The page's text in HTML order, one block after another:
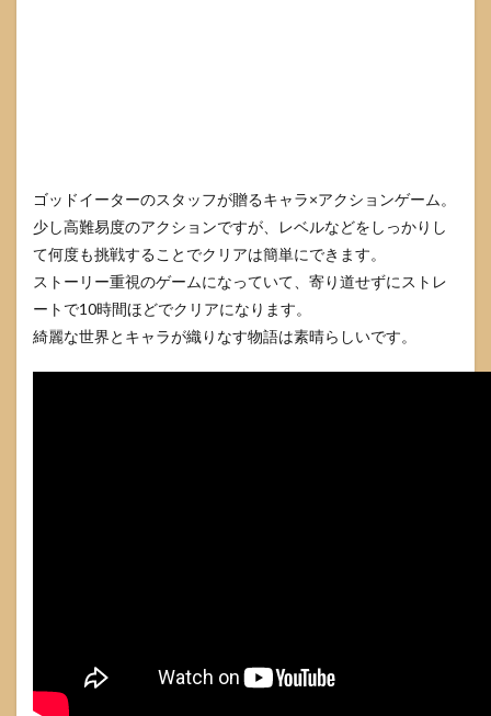
ゴッドイーターのスタッフが贈るキャラ×アクションゲーム。
少し高難易度のアクションですが、レベルなどをしっかりし
て何度も挑戦することでクリアは簡単にできます。
ストーリー重視のゲームになっていて、寄り道せずにストレ
ートで10時間ほどでクリアになります。
綺麗な世界とキャラが織りなす物語は素晴らしいです。